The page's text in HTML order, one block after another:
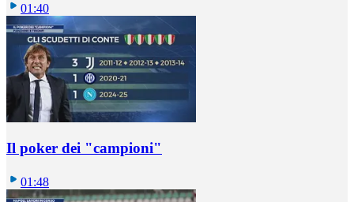
01:40
Il poker dei "campioni"
01:48